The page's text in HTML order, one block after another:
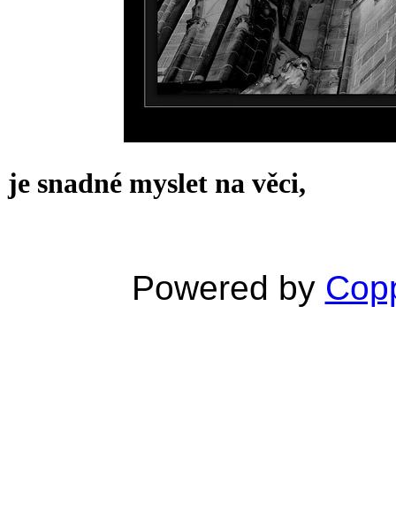
je snadné myslet na věci,
Powered by